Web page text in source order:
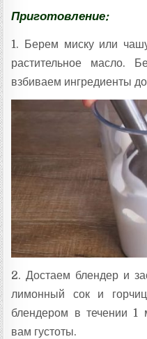
Приготовление:
1. Берем миску или
растительное масло.
взбиваем ингредиенты
2. Достаем блендер и
лимонный сок и
блендером в течении 1
вам густоты.